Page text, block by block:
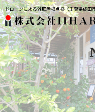
ドローンによる外壁屋根点検（千葉県成田